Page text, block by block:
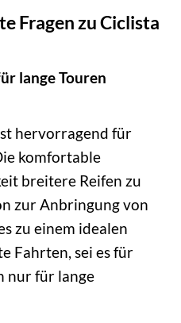
Fragen zu Ciclista
lange Touren
hervorragend für
komfortable
breitere Reifen zu
zur Anbringung von
zu einem idealen
Fahrten, sei es für
nur für lange